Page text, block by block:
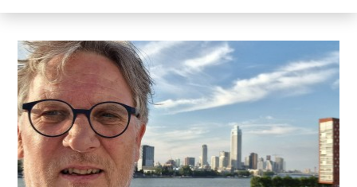
u
m
p
t
o
n
a
Dag van de Bouwkosten 2025
Magazine
Kostenmanagement Bouw &
Infra (KM)
ABK-model 2023
Boek Levensduurkosten –
Slim investeren, lang
profiteren